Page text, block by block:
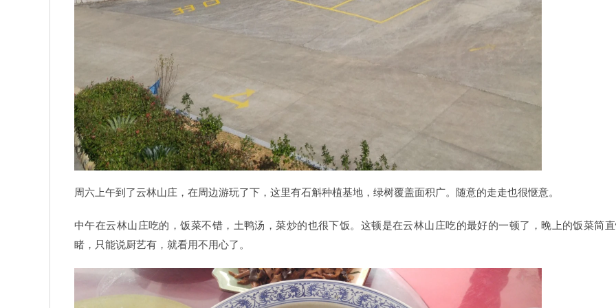
周六上午到了云林山庄，在周边游玩了下，这里有石斛种植基地，绿树覆盖面积广。随意的走走也很惬意。
中午在云林山庄吃的，饭菜不错，土鸭汤，菜炒的也很下饭。这顿是在云林山庄吃的最好的一顿了，晚上的饭菜简
睹，只能说厨艺有，就看用不用心了。